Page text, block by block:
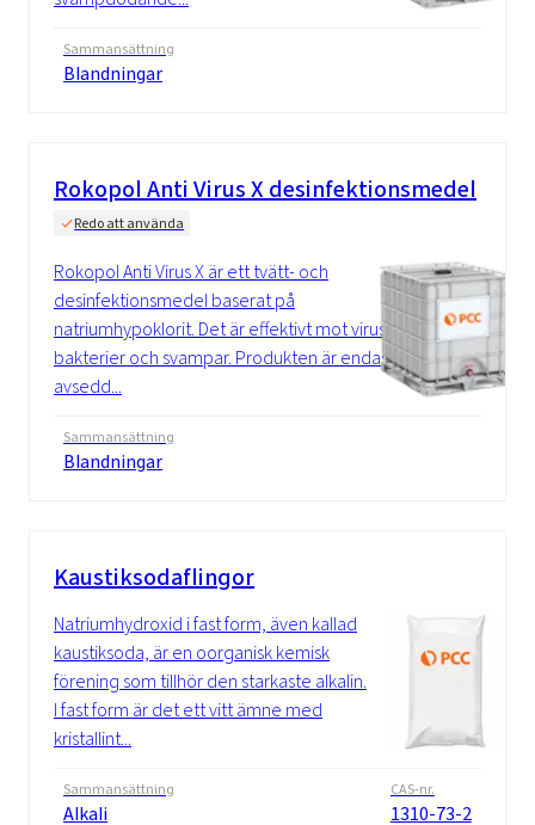
Sammansättning
Blandningar
Rokopol Anti Virus X desinfektionsmedel
Redo att använda
Rokopol Anti Virus X är ett tvätt- och
desinfektionsmedel baserat på
natriumhypoklorit. Det är effektivt mot virus,
bakterier och svampar. Produkten är endast
avsedd...
Sammansättning
Blandningar
Kaustiksodaflingor
Natriumhydroxid i fast form, även kallad
kaustiksoda, är en oorganisk kemisk
förening som tillhör den starkaste alkalin.
I fast form är det ett vitt ämne med
kristallint...
Sammansättning
Alkali
CAS-nr.
1310-73-2